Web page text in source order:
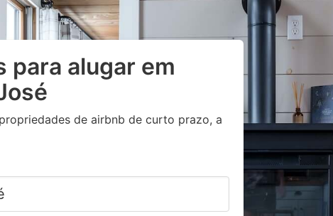
para alugar em
de airbnb de curto prazo, a